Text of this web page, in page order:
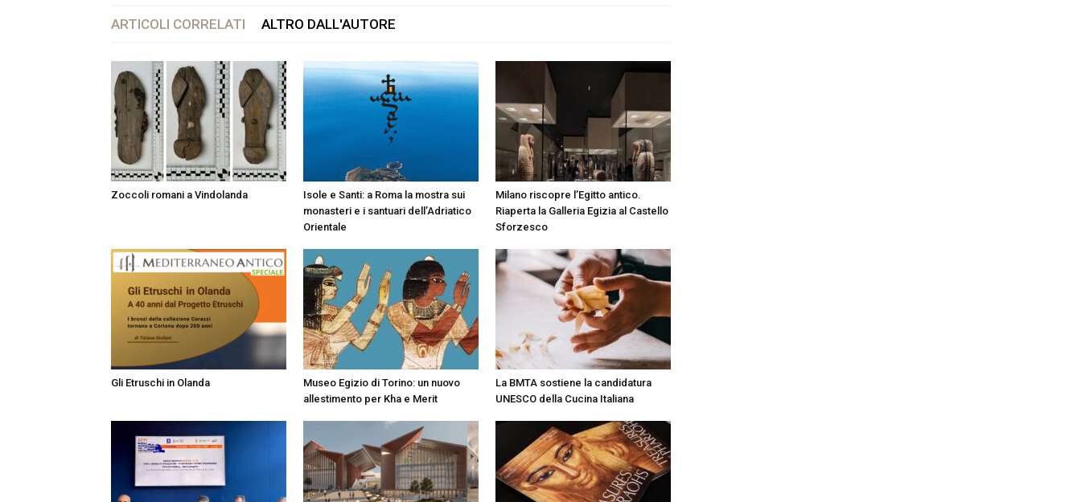
ARTICOLI CORRELATI ALTRO DALL'AUTORE
Zoccoli romani a Vindolanda
Isole e Santi: a Roma la mostra sui
monasteri e i santuari dell’Adriatico
Orientale
Milano riscopre l’Egitto antico.
Riaperta la Galleria Egizia al Castello
Sforzesco
Gli Etruschi in Olanda
Museo Egizio di Torino: un nuovo
allestimento per Kha e Merit
La BMTA sostiene la candidatura
UNESCO della Cucina Italiana